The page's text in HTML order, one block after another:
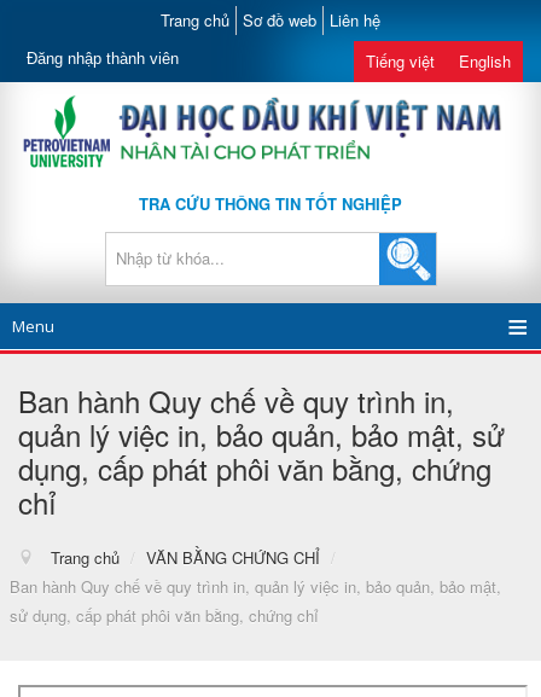
Trang chủ Sơ đồ web Liên hệ
Đăng nhập thành viên Tiếng việt English
TRA CỨU THÔNG TIN TỐT NGHIỆP
Menu
Ban hành Quy chế về quy trình in,
quản lý việc in, bảo quản, bảo mật, sử
dụng, cấp phát phôi văn bằng, chứng
chỉ
Trang chủ / VĂN BẰNG CHỨNG CHỈ
/
Ban hành Quy chế về quy trình in, quản lý việc in, bảo quản, bảo mật,
sử dụng, cấp phát phôi văn bằng, chứng chỉ